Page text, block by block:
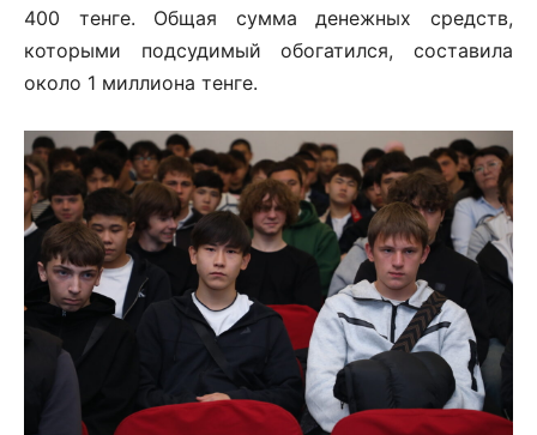
400 тенге. Общая сумма денежных средств,
которыми подсудимый обогатился, составила
около 1 миллиона тенге.